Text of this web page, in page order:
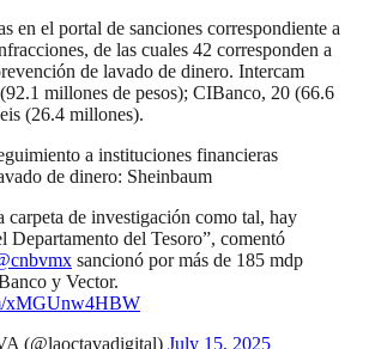
en el portal de sanciones correspondiente a
de las cuales 42 corresponden a
de lavado de dinero. Intercam
millones de pesos); CIBanco, 20 (66.6
(26.4 millones).
a instituciones financieras
de dinero: Sheinbaum
carpeta de investigación como tal, hay
Departamento del Tesoro”, comentó
sancionó por más de 185 mdp
y Vector.
xMGUnw4HBW
(@laoctavadigital) July 15, 2025